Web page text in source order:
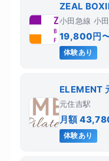
ZEAL
小田急線 小
19,800円
体験あり
ELEMENT
元住吉駅
月額
体験あり